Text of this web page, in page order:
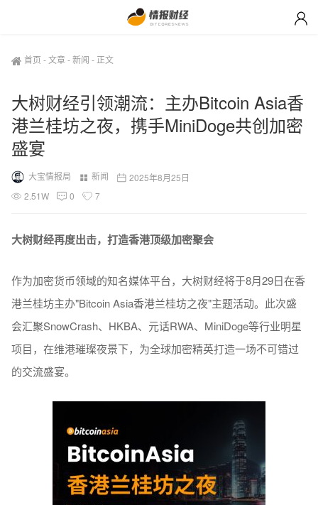
首页 -文章-新闻 - 正文
大树财经引领潮流：主办Bitcoin Asia香
港兰桂坊之夜，携手MiniDoge共创加密
盛宴
大宝情报局 新闻
2025年8月25日
2.51W
0 7
大树财经再度出击，打造香港顶级加密聚会
作为加密货币领域的知名媒体平台，大树财经将于8月29日在香
港兰桂坊主办"Bitcoin Asia香港兰桂坊之夜"主题活动。此次盛
会汇聚SnowCrash、HKBA、元话RWA、MiniDoge等行业明星
项目，在维港璀璨夜景下，为全球加密精英打造一场不可错过
的交流盛宴。